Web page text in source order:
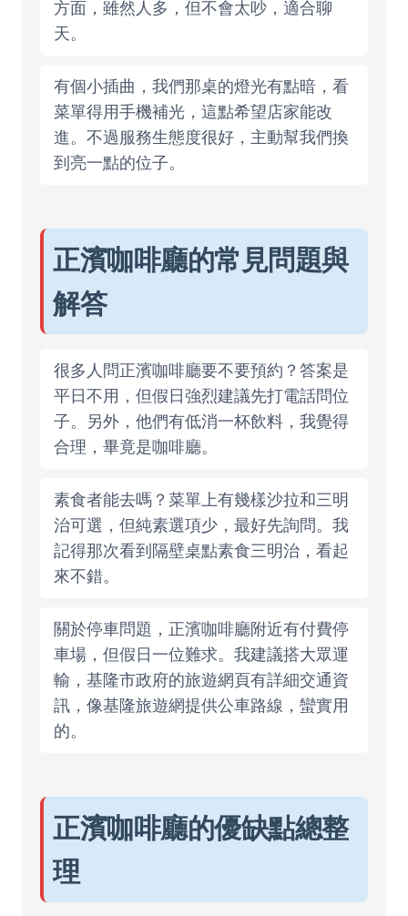
方面，雖然人多，但不會太吵，適合聊
天。
有個小插曲，我們那桌的燈光有點暗，看
菜單得用手機補光，這點希望店家能改
進。不過服務生態度很好，主動幫我們換
到亮一點的位子。
正濱咖啡廳的常見問題與
解答
很多人問正濱咖啡廳要不要預約？答案是
平日不用，但假日強烈建議先打電話問位
子。另外，他們有低消一杯飲料，我覺得
合理，畢竟是咖啡廳。
素食者能去嗎？菜單上有幾樣沙拉和三明
治可選，但純素選項少，最好先詢問。我
記得那次看到隔壁桌點素食三明治，看起
來不錯。
關於停車問題，正濱咖啡廳附近有付費停
車場，但假日一位難求。我建議搭大眾運
輸，基隆市政府的旅遊網頁有詳細交通資
訊，像基隆旅遊網提供公車路線，蠻實用
的。
正濱咖啡廳的優缺點總整
理